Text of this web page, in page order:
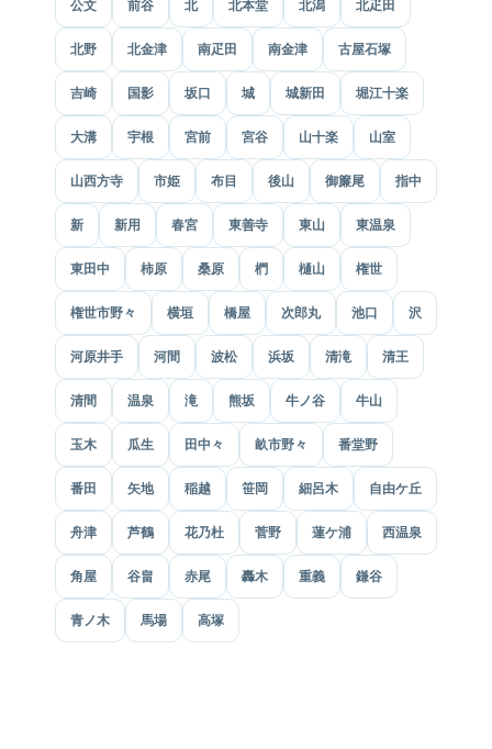
公文 前谷 北 北本堂 北潟 北疋田
北野 北金津 南疋田 南金津 古屋石塚
吉崎 国影 坂口 城 城新田 堀江十楽
大溝 宇根 宮前 宮谷 山十楽 山室
山西方寺 市姫 布目 後山 御簾尾 指中
新 新用 春宮 東善寺 東山 東温泉
東田中 柿原 桑原 椚 樋山 権世
権世市野々 横垣 橋屋 次郎丸 池口 沢
河原井手 河間 波松 浜坂 清滝 清王
清間 温泉 滝 熊坂 牛ノ谷 牛山
玉木 瓜生 田中々 畝市野々 番堂野
番田 矢地 稲越 笹岡 細呂木 自由ケ丘
舟津 芦鶴 花乃杜 菅野 蓮ケ浦 西温泉
角屋 谷畠 赤尾 轟木 重義 鎌谷
青ノ木 馬場 高塚